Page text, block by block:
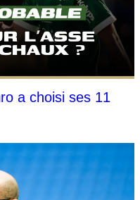
a choisi ses 11